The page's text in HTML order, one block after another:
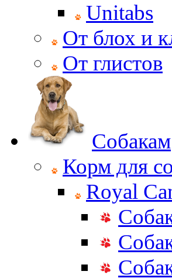
Unitabs
От блох и
От глистов
Собакам
Корм для
Royal